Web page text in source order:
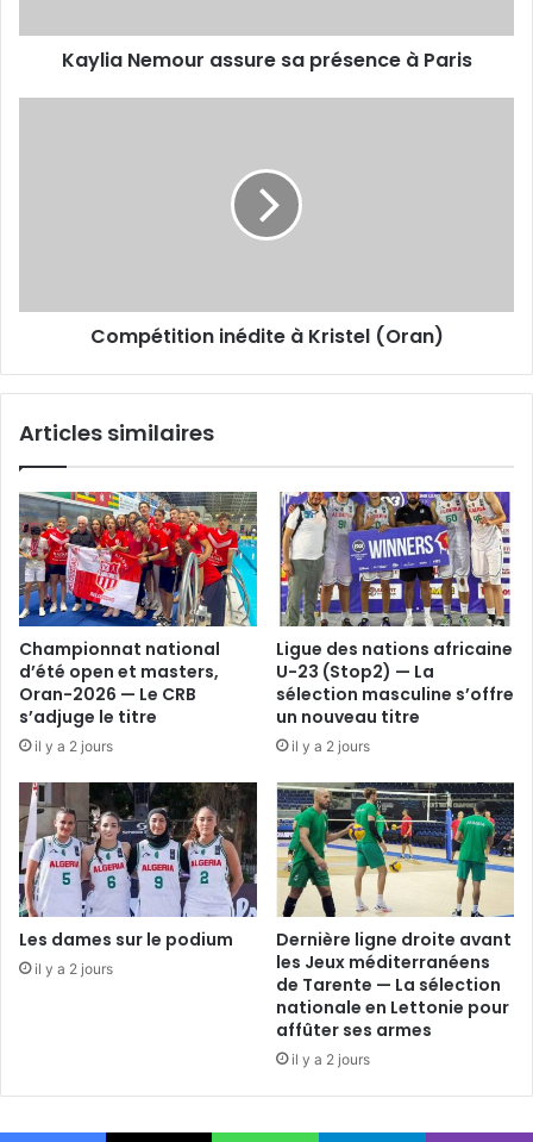
Kaylia Nemour assure sa présence à Paris
Compétition inédite à Kristel (Oran)
Articles similaires
Championnat national
d’été open et masters,
Oran-2026 — Le CRB
s’adjuge le titre
il y a 2 jours
Ligue des nations africaine
U-23 (Stop2) — La
sélection masculine s’offre
un nouveau titre
il y a 2 jours
Les dames sur le podium
il y a 2 jours
Dernière ligne droite avant
les Jeux méditerranéens
de Tarente — La sélection
nationale en Lettonie pour
affûter ses armes
il y a 2 jours